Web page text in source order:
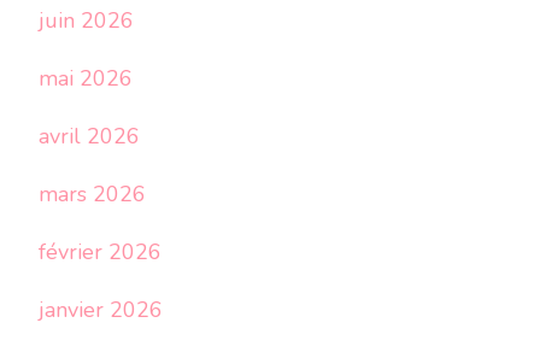
juin 2026
mai 2026
avril 2026
mars 2026
février 2026
janvier 2026